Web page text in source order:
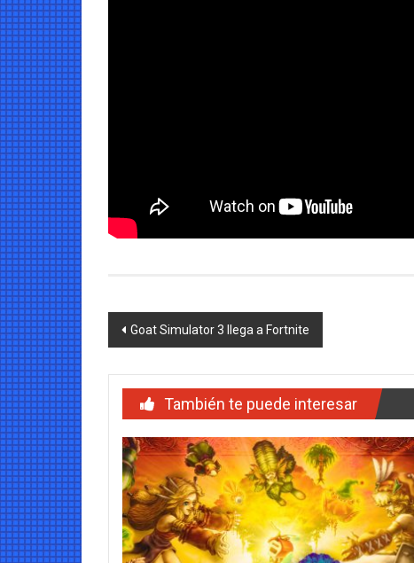
Navegación
entradas
Goat Simulator 3 llega a Fortnite
También te puede interesar